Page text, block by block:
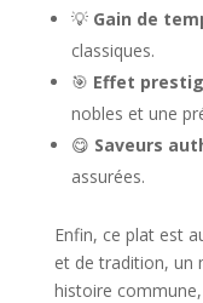
💡 Gain de
classiques.
🎯 Effet
nobles et une
😋 Saveurs
assurées.
Enfin, ce plat est
et de tradition, un
histoire commune,